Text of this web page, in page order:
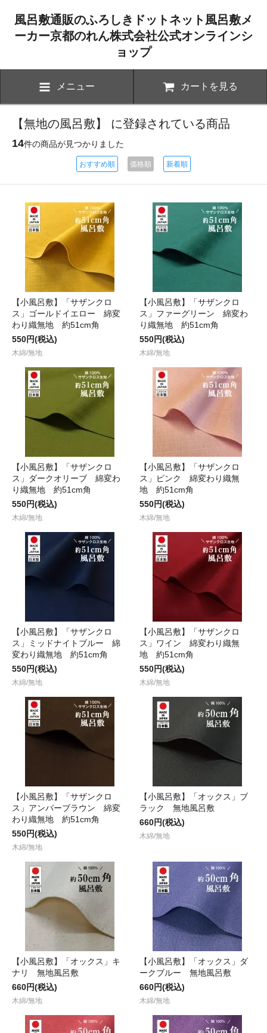
風呂敷通販のふろしきドットネット風呂敷メ
ーカー京都のれん株式会社公式オンラインシ
ョップ
メニュー カートを見る
【無地の風呂敷】 に登録されている商品
14件の商品が見つかりました
おすすめ順 価格順 新着順
【小風呂敷】「サザンクロ
ス」ゴールドイエロー 綿変
わり織無地 約51cm角
550円(税込)
木綿/無地
【小風呂敷】「サザンクロ
ス」ファーグリーン 綿変わ
り織無地 約51cm角
550円(税込)
木綿/無地
【小風呂敷】「サザンクロ
ス」ダークオリーブ 綿変わ
り織無地 約51cm角
550円(税込)
木綿/無地
【小風呂敷】「サザンクロ
ス」ピンク 綿変わり織無
地 約51cm角
550円(税込)
木綿/無地
【小風呂敷】「サザンクロ
ス」ミッドナイトブルー 綿
変わり織無地 約51cm角
550円(税込)
木綿/無地
【小風呂敷】「サザンクロ
ス」ワイン 綿変わり織無
地 約51cm角
550円(税込)
木綿/無地
【小風呂敷】「サザンクロ
ス」アンバーブラウン 綿変
わり織無地 約51cm角
550円(税込)
木綿/無地
【小風呂敷】「オックス」ブ
ラック 無地風呂敷
660円(税込)
木綿/無地
【小風呂敷】「オックス」キ
ナリ 無地風呂敷
660円(税込)
木綿/無地
【小風呂敷】「オックス」ダ
ークブルー 無地風呂敷
660円(税込)
木綿/無地